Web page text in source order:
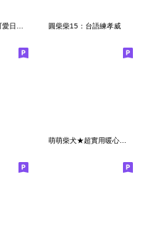
圓柴柴15：台語練孝威
萌萌柴犬★超實用暖心問候 開心狗勾!